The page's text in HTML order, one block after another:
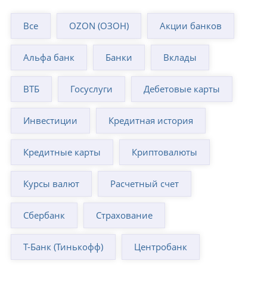
Все OZON (ОЗОН) Акции банков
Альфа банк Банки Вклады
ВТБ Госуслуги Дебетовые карты
Инвестиции Кредитная история
Кредитные карты Криптовалюты
Курсы валют Расчетный счет
Сбербанк Страхование
Т-Банк (Тинькофф) Центробанк